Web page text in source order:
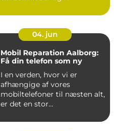
04. jun
Mobil Reparation Aalborg:
Få din telefon som ny
I en verden, hvor vi er
afhængige af vores
mobiltelefoner til næsten alt,
er det en stor...